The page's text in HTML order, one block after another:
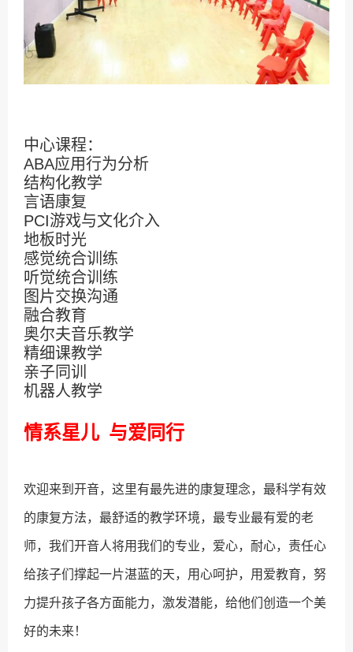
中心课程：
ABA应用行为分析
结构化教学
言语康复
PCI游戏与文化介入
地板时光
感觉统合训练
听觉统合训练
图片交换沟通
融合教育
奥尔夫音乐教学
精细课教学
亲子同训
机器人教学
情系星儿 与爱同行
欢迎来到开音，这里有最先进的康复理念，最科学有效
的康复方法，最舒适的教学环境，最专业最有爱的老
师，我们开音人将用我们的专业，爱心，耐心，责任心
给孩子们撑起一片湛蓝的天，用心呵护，用爱教育，努
力提升孩子各方面能力，激发潜能，给他们创造一个美
好的未来！